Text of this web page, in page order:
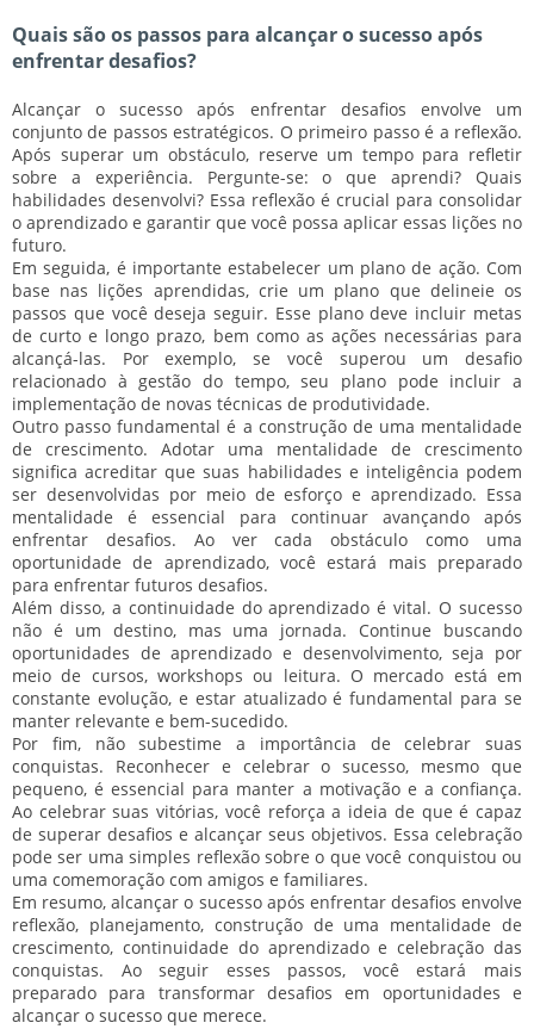
Quais são os passos para alcançar o sucesso após
enfrentar desafios?
Alcançar o sucesso após enfrentar desafios envolve um
conjunto de passos estratégicos. O primeiro passo é a reflexão.
Após superar um obstáculo, reserve um tempo para refletir
sobre a experiência. Pergunte-se: o que aprendi? Quais
habilidades desenvolvi? Essa reflexão é crucial para consolidar
o aprendizado e garantir que você possa aplicar essas lições no
futuro.
Em seguida, é importante estabelecer um plano de ação. Com
base nas lições aprendidas, crie um plano que delineie os
passos que você deseja seguir. Esse plano deve incluir metas
de curto e longo prazo, bem como as ações necessárias para
alcançá-las. Por exemplo, se você superou um desafio
relacionado à gestão do tempo, seu plano pode incluir a
implementação de novas técnicas de produtividade.
Outro passo fundamental é a construção de uma mentalidade
de crescimento. Adotar uma mentalidade de crescimento
significa acreditar que suas habilidades e inteligência podem
ser desenvolvidas por meio de esforço e aprendizado. Essa
mentalidade é essencial para continuar avançando após
enfrentar desafios. Ao ver cada obstáculo como uma
oportunidade de aprendizado, você estará mais preparado
para enfrentar futuros desafios.
Além disso, a continuidade do aprendizado é vital. O sucesso
não é um destino, mas uma jornada. Continue buscando
oportunidades de aprendizado e desenvolvimento, seja por
meio de cursos, workshops ou leitura. O mercado está em
constante evolução, e estar atualizado é fundamental para se
manter relevante e bem-sucedido.
Por fim, não subestime a importância de celebrar suas
conquistas. Reconhecer e celebrar o sucesso, mesmo que
pequeno, é essencial para manter a motivação e a confiança.
Ao celebrar suas vitórias, você reforça a ideia de que é capaz
de superar desafios e alcançar seus objetivos. Essa celebração
pode ser uma simples reflexão sobre o que você conquistou ou
uma comemoração com amigos e familiares.
Em resumo, alcançar o sucesso após enfrentar desafios envolve
reflexão, planejamento, construção de uma mentalidade de
crescimento, continuidade do aprendizado e celebração das
conquistas. Ao seguir esses passos, você estará mais
preparado para transformar desafios em oportunidades e
alcançar o sucesso que merece.